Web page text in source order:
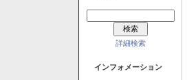
詳細検索
インフォメーション